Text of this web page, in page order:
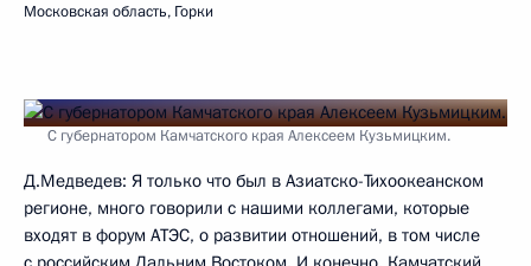
Московская область, Горки
С губернатором Камчатского края Алексеем Кузьмицким.
Д.Медведев: Я только что был в Азиатско-Тихоокеанском
регионе, много говорили с нашими коллегами, которые
входят в форум АТЭС, о развитии отношений, в том числе